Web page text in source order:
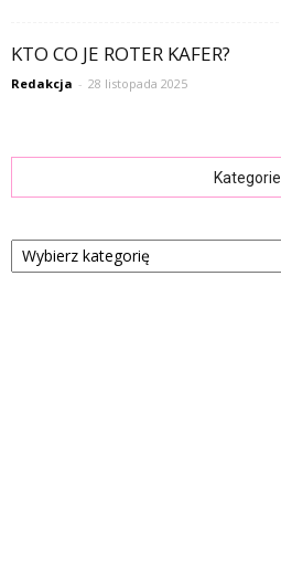
KTO CO JE ROTER KAFER?
Redakcja - 28 listopada 2025
Kategorie
Kategorie